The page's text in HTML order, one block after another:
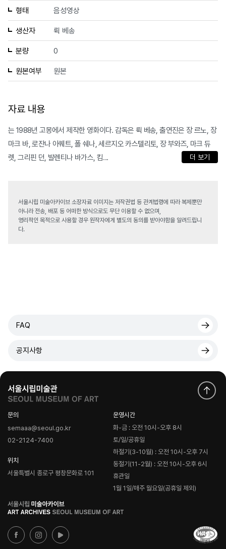
형태 음성영상
생산자 뤽 베송
분량 0
원본여부 원본
자료 내용
는 1988년 고몽에서 제작한 영화이다. 감독은 뤽 베송, 출연진은 장 르노, 장
마크 바, 로잔나 아퀘트, 폴 쉐나, 세르지오 카스텔리토, 장 부와즈, 마크 듀
렛, 그리핀 던, 발렌티나 바가스, 킴...
더 보기
서울시립 미술아카이브 소장자료 이미지는 저작권법 등 관계법령에 따라 복제뿐만
아니라 전송, 배포 등 어떠한 방식으로도 무단 이용할 수 없으며,
영리적인 목적으로 사용할 경우 원작자에게 별도의 동의를 받아야함을 알려드립니
다.
FAQ
공지사항
문의
semaaa@seoul.go.kr
02-2124-7400
위치
서울특별시 종로구 평창문화로 101
운영시간
화-금 : 오전 10시-오후 8시
토/일/공휴일
하절기(3-10월) : 오전 10시-오후 7시
동절기(11-2월) : 오전 10시-오후 6시
휴관일
1월 1일/매주 월요일(공휴일 제외)
로
고